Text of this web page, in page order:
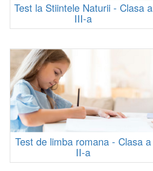
Test la Stiintele Naturii - Clasa a
III-a
Test de limba romana - Clasa a
II-a